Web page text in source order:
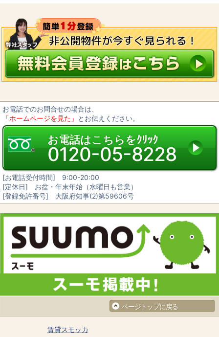
個人情報に適用される「個人情報の保護に関する法律」その他の関係法
令を遵守するとともに、一般に公正妥当と認められる個人情報の取扱い
に関する慣行に準拠し、適切に取り扱います。
個人情報の取扱いに関する規程を明確にし、従業者へ周知徹底します。
また、取引先等に対しても適切に個人情報を取り扱うように要請しま
す。
個人情報の取得に際しては、利用目的を特定して通知又は公表し、その
利用目的に従って個人情報を取り扱います。
個人情報の漏洩、紛失、改ざん等を防止するため、必要な対策を講じて
適切な管理を行います。
2. 個人情報の預託
当社は、お客様との取引やサービスを提供するために個人情報に関する
取扱いを外部に委託することがあります。委託する場合には、適正な取
扱いを確保するための契約締結、実施状況の点検などを行います。
3. 第三者への開示・提供
当社は、「2. 個人情報の預託」に記載した外部委託先への提供の場合及
提供しません。
お客様ご本人の同意がある場合
統計的なデータなど本人を識別することができない状態で開示・提供す
る場合
法令に基づき開示・提供を求められた場合
同意を得ることが困難である場合
国又は地方公共団体等が公的な事務を実施するうえで、協力する必要が
ある場合であって、お客様の同意を得ることにより当該事務の遂行に支
障を及ぼす恐れがある場合
次項4. に掲げる者に対して提供する場合
4. 個人情報の共同利用
当社は、下記の会社との間で個人データを共同利用いたします。
共同して利用する個人データの項目
お客様の氏名、生年月日、住所、電話番号、FAX番号、電子メールアド
共同して利用する者の範囲
当社グループ各社FC（フランチャイズ）事業における加盟企業各社
当社の保有個人データに関して、お客様ご自身の情報の開示をご希望さ
お電話でのお問合せの場合は、
「ホームページを見た」 とお伝えください。
お電話はこちらをｸﾘｯｸ
0120-05-8228
[お電話受付時間] 9:00-20:00
[定休日] お盆・年末年始（水曜日も営業）
[登録免許番号] 大阪府知事(2)第59606号
ページトップに戻る
賃貸スモッカ